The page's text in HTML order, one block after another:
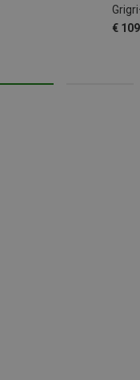
€